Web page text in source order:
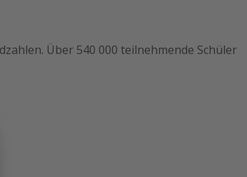
Über 540 000 teilnehmende Schüler